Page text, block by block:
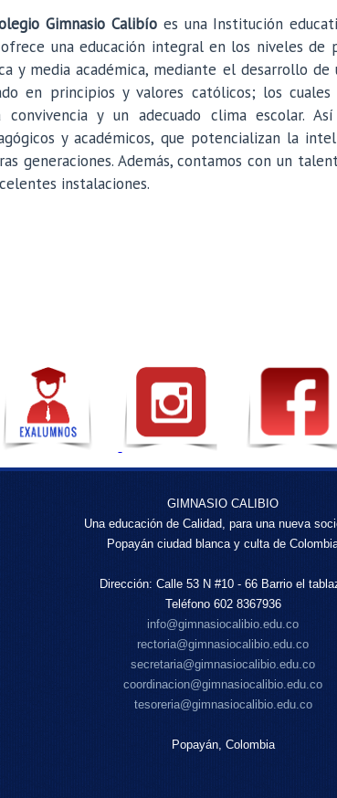
Gimnasio Calibíoes una Institución
una educación integral en los niveles de
y media académica, mediante el desarrollo de
en principios y valores católicos; los
convivencia y un adecuado clima escolar.
y académicos, que potencializan la
generaciones. Además, contamos con un
instalaciones.
GIMNASIO CALIBIO
Una educación de Calidad, para una nueva
Popayán ciudad blanca y culta de
Dirección: Calle 53 N #10 - 66 Barrio el
Teléfono 602 8367936
info@gimnasiocalibio.edu.co
rectoria@gimnasiocalibio.edu.co
secretaria@gimnasiocalibio.edu.co
coordinacion@gimnasiocalibio.edu.co
tesoreria@gimnasiocalibio.edu.co
Popayán, Colombia